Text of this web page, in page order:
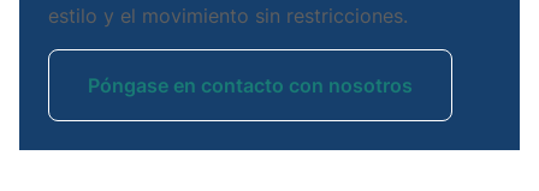
estilo y el movimiento sin restricciones.
Póngase en contacto con nosotros